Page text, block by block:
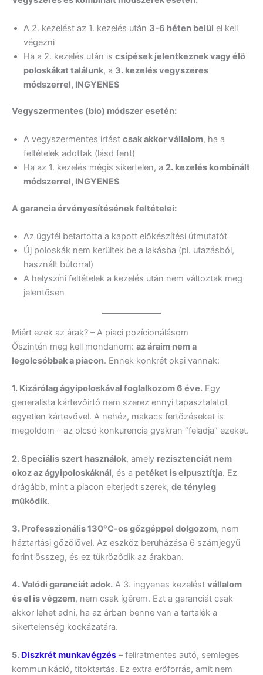
A 2. kezelést az 1. kezelés után 3-6 héten belül el kell
végezni
Ha a 2. kezelés után is csípések jelentkeznek vagy élő
poloskákat találunk, a 3. kezelés vegyszeres
módszerrel, INGYENES
Vegyszermentes (bio) módszer esetén:
A vegyszermentes irtást csak akkor vállalom, ha a
feltételek adottak (lásd fent)
Ha az 1. kezelés mégis sikertelen, a 2. kezelés kombinált
módszerrel, INGYENES
A garancia érvényesítésének feltételei:
Az ügyfél betartotta a kapott előkészítési útmutatót
Új poloskák nem kerültek be a lakásba (pl. utazásból,
használt bútorral)
A helyszíni feltételek a kezelés után nem változtak meg
jelentősen
Miért ezek az árak? – A piaci pozícionálásom
Őszintén meg kell mondanom: az áraim nem a
legolcsóbbak a piacon. Ennek konkrét okai vannak:
1. Kizárólag ágyipoloskával foglalkozom 6 éve. Egy
generalista kártevőirtó nem szerez ennyi tapasztalatot
egyetlen kártevővel. A nehéz, makacs fertőzéseket is
megoldom – az olcsó konkurencia gyakran “feladja” ezeket.
2. Speciális szert használok, amely rezisztenciát nem
okoz az ágyipoloskáknál, és a petéket is elpusztítja. Ez
drágább, mint a piacon elterjedt szerek, de tényleg
működik.
3. Professzionális 130°C-os gőzgéppel dolgozom, nem
háztartási gőzölővel. Az eszköz beruházása 6 számjegyű
forint összeg, és ez tükröződik az árakban.
4. Valódi garanciát adok. A 3. ingyenes kezelést vállalom
és el is végzem, nem csak ígérem. Ezt a garanciát csak
akkor lehet adni, ha az árban benne van a tartalék a
sikertelenség kockázatára.
5. Diszkrét munkavégzés – feliratmentes autó, semleges
kommunikáció, titoktartás. Ez extra erőforrás, amit nem